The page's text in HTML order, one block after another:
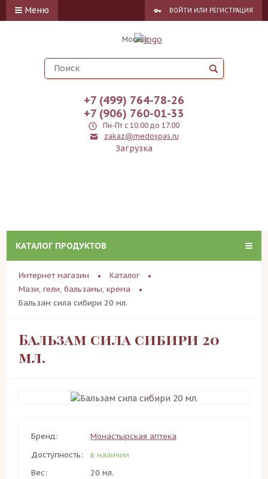
Меню ВОЙТИ ИЛИ РЕГИСТРАЦИЯ
Москва
+7 (499) 764-78-26
+7 (906) 760-01-33
Пн-Пт с 10.00 до 17.00
zakaz@medospas.ru
Загрузка
КАТАЛОГ ПРОДУКТОВ
Интернет магазин
Каталог
Мази, гели, бальзамы, крема
Бальзам сила сибири 20 мл.
Бальзам сила сибири 20
мл.
Бренд:
Монастырская аптека
Доступность:
в наличии
Вес:
20 мл.